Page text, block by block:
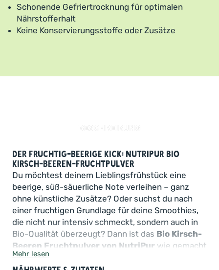
Schonende Gefriertrocknung für optimalen
Nährstofferhalt
Keine Konservierungsstoffe oder Zusätze
Der fruchtig-beerige Kick: NutriPur Bio
Kirsch-Beeren-Fruchtpulver
Du möchtest deinem Lieblingsfrühstück eine
beerige, süß-säuerliche Note verleihen – ganz
ohne künstliche Zusätze? Oder suchst du nach
einer fruchtigen Grundlage für deine Smoothies,
die nicht nur intensiv schmeckt, sondern auch in
Bio-Qualität überzeugt? Dann ist das Bio Kirsch-
Beeren Fruchtpulver von NutriPur wie gemacht
für dich!
Mehr lesen